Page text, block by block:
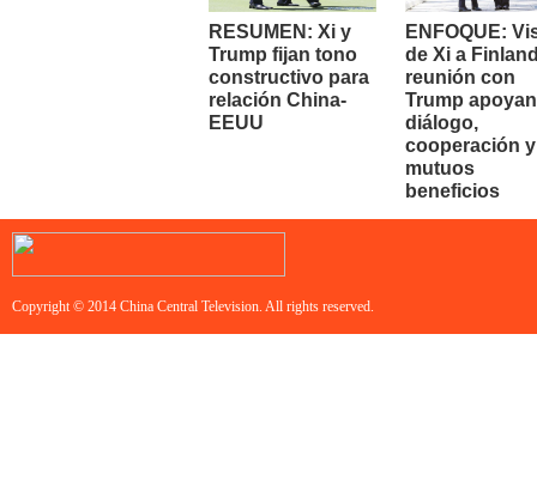
RESUMEN: Xi y
Trump fijan tono
constructivo para
relación China-
EEUU
ENFOQUE:
de Xi a
reunión con
Trump apoyan
diálogo,
cooperación y
mutuos
beneficios
Copyright © 2014 China Central Television. All rights reserved.